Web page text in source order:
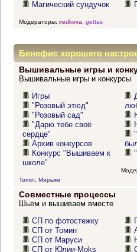
Магический сундучок
Модераторы: iredkova gettas
Бенефис хорошего
Вышивальные игры и
Вышивальные игры и конкурсы
Игры
"Розовый этюд"
"Розовый сад"
"Дарю тебе своё
сердце"
Архив конкурсов
Конкурс "Вышиваем к
школе"
Tomin
Мирьям
Совместные процессы
Шьем и вышиваем вместе
СП по фотостежку
СП от Томин
СП от Маруси
СП от Юлии-Moks